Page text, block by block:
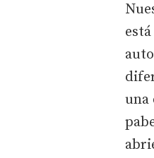
una